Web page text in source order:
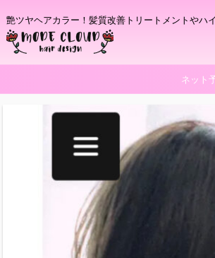
艶ツヤヘアカラー！髪質改善トリートメントやハ
ネット